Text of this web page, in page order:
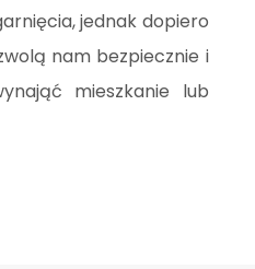
jednak dopiero
nam bezpiecznie i
mieszkanie lub